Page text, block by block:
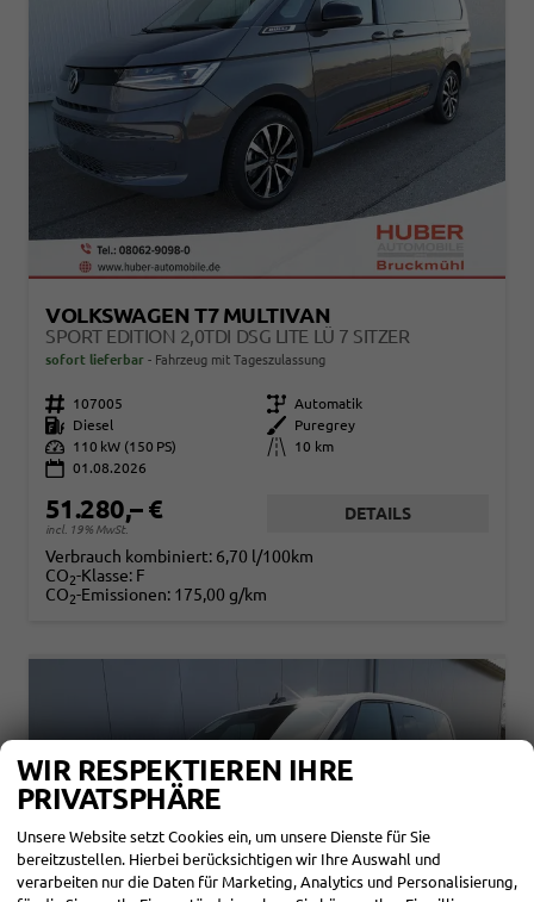
VOLKSWAGEN T7 MULTIVAN
SPORT EDITION 2,0TDI DSG LITE LÜ 7 SITZER
sofort lieferbar Fahrzeug mit Tageszulassung
Fahrzeugnr. 107005 Getriebe Automatik
Kraftstoff
Diesel Außenfarbe
Puregrey
Leistung
110 kW (150 PS) Kilometerstand
10 km
01.08.2026
51.280,– €
incl. 19% MwSt.
DETAILS
Verbrauch kombiniert: 6,70 l/100km
CO2-Klasse: F
CO2-Emissionen: 175,00 g/km
WIR RESPEKTIEREN IHRE
PRIVATSPHÄRE
Unsere Website setzt Cookies ein, um unsere Dienste für Sie
bereitzustellen. Hierbei berücksichtigen wir Ihre Auswahl und
verarbeiten nur die Daten für Marketing, Analytics und Personalisierung,